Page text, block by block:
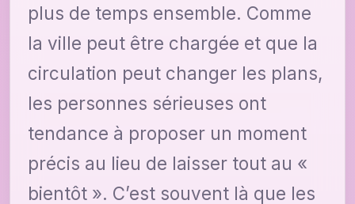
plus de temps ensemble. Comme
la ville peut être chargée et que la
circulation peut changer les plans,
les personnes sérieuses ont
tendance à proposer un moment
précis au lieu de laisser tout au «
bientôt ». C’est souvent là que les